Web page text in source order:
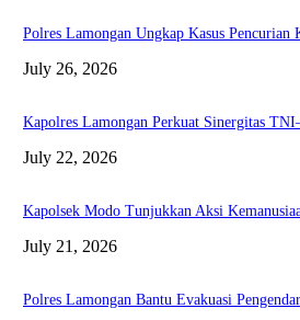
Polres Lamongan Ungkap Kasus
July 26, 2026
Kapolres Lamongan Perkuat Sinergitas
July 22, 2026
Kapolsek Modo Tunjukkan Aksi
July 21, 2026
Polres Lamongan Bantu Evakuasi